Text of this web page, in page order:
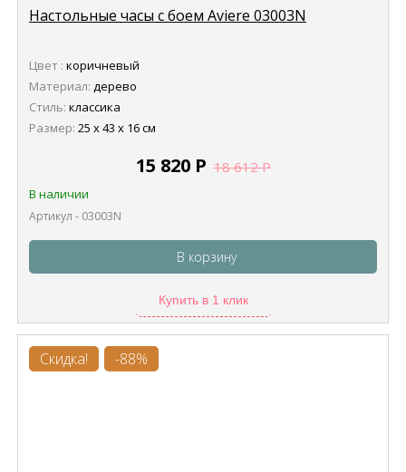
Настольные часы с боем Aviere 03003N
Цвет : коричневый
Материал: дерево
Стиль: классика
Размер: 25 х 43 х 16 см
15 820 Р 18 612Р
В наличии
Артикул - 03003N
В корзину
Купить в 1 клик
Скидка! -88%